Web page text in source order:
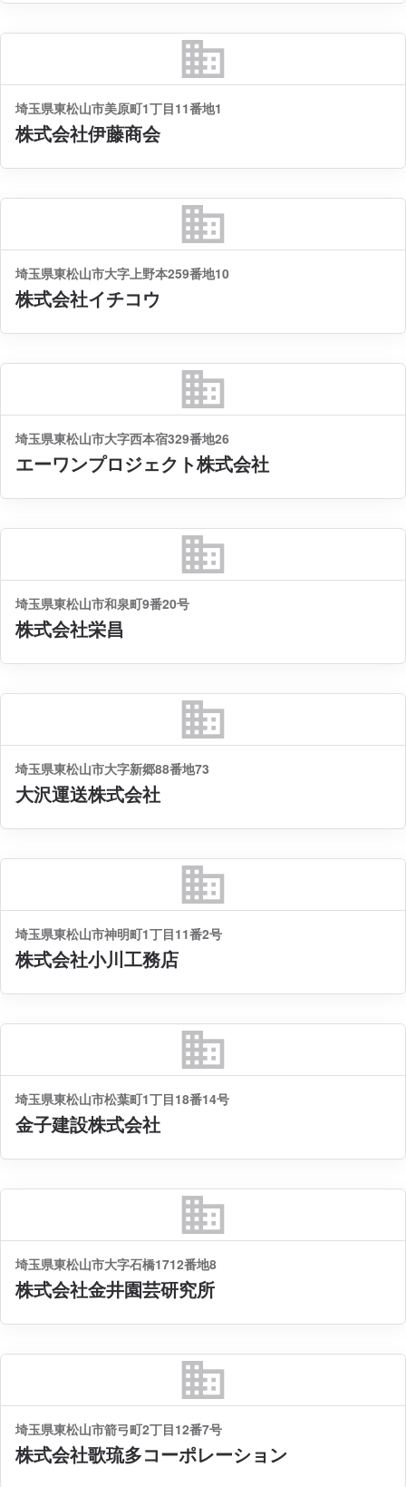
business
埼玉県東松山市美原町1丁目11番地1
株式会社伊藤商会
business
埼玉県東松山市大字上野本259番地10
株式会社イチコウ
business
埼玉県東松山市大字西本宿329番地26
エーワンプロジェクト株式会社
business
埼玉県東松山市和泉町9番20号
株式会社栄昌
business
埼玉県東松山市大字新郷88番地73
大沢運送株式会社
business
埼玉県東松山市神明町1丁目11番2号
株式会社小川工務店
business
埼玉県東松山市松葉町1丁目18番14号
金子建設株式会社
business
埼玉県東松山市大字石橋1712番地8
株式会社金井園芸研究所
business
埼玉県東松山市箭弓町2丁目12番7号
株式会社歌琉多コーポレーション